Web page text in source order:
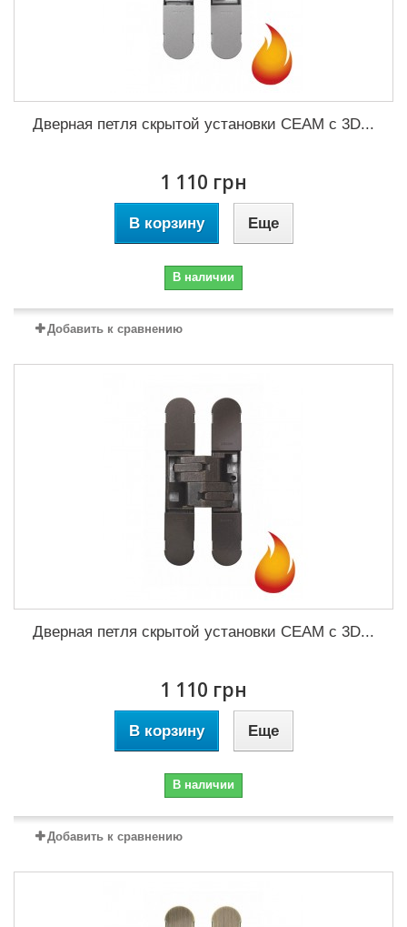
Дверная петля скрытой установки CEAM с 3D...
1 110 грн
В корзину Еще
В наличии
Добавить к сравнению
Дверная петля скрытой установки CEAM с 3D...
1 110 грн
В корзину Еще
В наличии
Добавить к сравнению